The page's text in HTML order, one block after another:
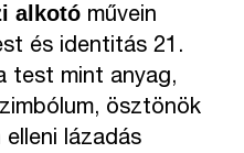
alkotó művein
és identitás 21.
test mint anyag,
ösztönök
lázadás